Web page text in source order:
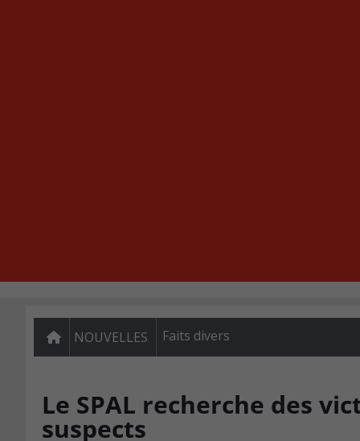
NOUVELLES Faits divers
Le SPAL recherche des
suspects